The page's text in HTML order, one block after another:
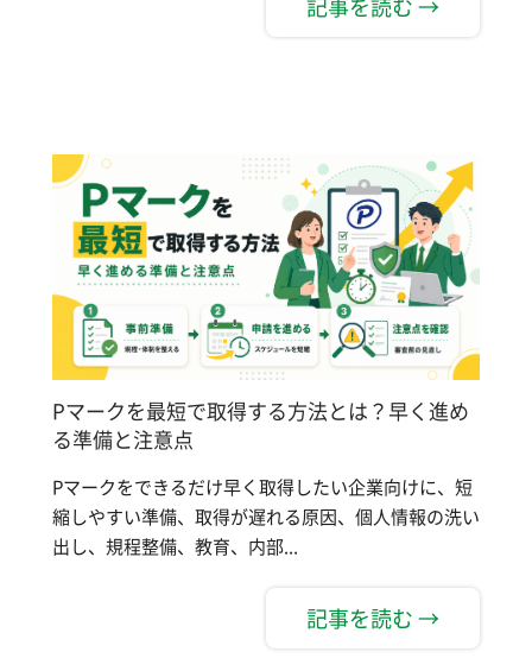
Pマークを最短で取得する方法とは？早く進め
る準備と注意点
Pマークをできるだけ早く取得したい企業向けに、短
縮しやすい準備、取得が遅れる原因、個人情報の洗い
出し、規程整備、教育、内部...
記事を読む →